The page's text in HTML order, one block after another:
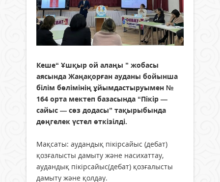
Кеше“ Ұшқыр ой алаңы ” жобасы
аясында Жаңақорған ауданы бойынша
білім бөлімінің ұйымдастыруымен №
164 орта мектеп базасында “Пікір —
сайыс — сөз додасы” тақырыбында
дөңгелек үстел өткізілді.
Мақсаты: аудандық пікірсайыс (дебат)
қозғалысты дамыту және насихаттау,
аудандық пікірсайыс(дебат) қозғалысты
дамыту және қолдау.